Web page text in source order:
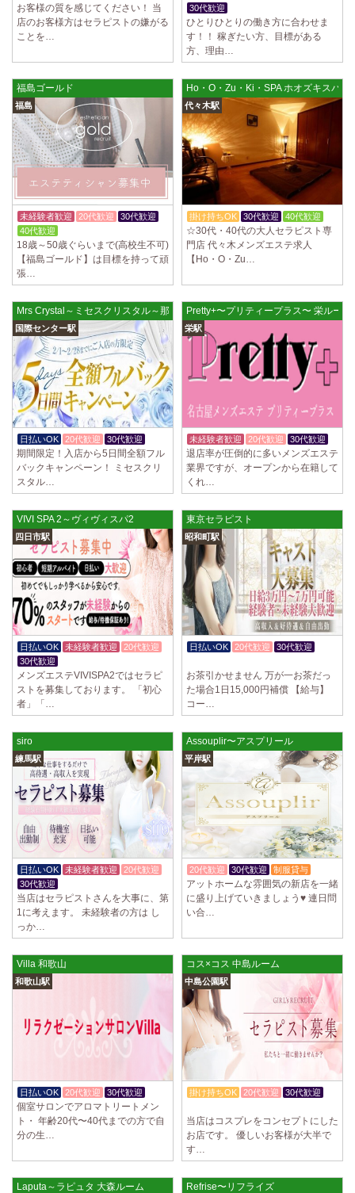
やる気のあるセラピスト大募集！ 「本気で稼ぎたい！」「もっと人気セ
ラピストになりたい！」 そんなあなたを全力でサポートします…
やる気のあるセラピスト大募集！ 「本気で稼ぎたい！」「もっと人気セ
ラピストになりたい！」 そんなあなたを全力でサポートします…
2025/04/02[千歳烏山駅]
LoveCHU (ラブチュ) 千歳烏山ルーム
やる気のあるセラピスト大募集！ 「本気で稼ぎたい！」「もっと人気セ
ラピストになりたい！」 そんなあなたを全力でサポートします…
2025/03/31[八王子駅]
Diamond～ダイヤモンド～
只今NEW OPENにつきセラピストが不足しています！ 今後も新規出店が
続くため、一緒に働いてくれるセラピストを大募集します！ 女性…
2025/03/29[自由が丘駅]
LIVSPA (リブスパ) 自由が丘ルーム
当店の募集は嘘偽り等なく、記載通りにしっかりお給料をお支払いさせ
ていただきます。 とても働きやすいお店作りを心がけております…
2025/03/29[川崎駅]
LIVSPA (リブスパ) 川崎ルーム
当店の募集は嘘偽り等なく、記載通りにしっかりお給料をお支払いさせ
ていただきます。 とても働きやすいお店作りを心がけております…
2025/03/29[蒲田駅]
LIVSPA (リブスパ) 蒲田ルーム
当店の募集は嘘偽り等なく、記載通りにしっかりお給料をお支払いさせ
ていただきます。 とても働きやすいお店作りを心がけております…
2025/03/28 [恵比寿駅]
大人の隠れ家 恵比寿ルーム
初めまして、大人の隠れ家の女店長です。 当店では業界の闇である講習
時のセクハラを撲滅するために女店長または在籍セラピストが講…
2025/03/28
[渋谷駅]
大人の隠れ家 渋谷ルーム
初めまして、大人の隠れ家の女店長です。 当店では業界の闇である講習
時のセクハラを撲滅するために女店長または在籍セラピストが講…
2025/03/28[亀有駅]
aroma Angel
セラピストさんを大募集しております 完全歩合で50%〜60%以上！！ 掛
2025/03/28[東海学園前駅]
デビルキャット
24時間営業！自由シフトで好きな時間に働ける 未経験者歓迎♪個室待機
でゆっくり自分の好きな事ができます♪ 可愛い制服もご用意して…
お客様の質を感じてください！ 当
店のお客様方はセラピストの嫌がる
ことを…
30代歓迎
ひとりひとりの働き方に合わせま
す！！ 稼ぎたい方、目標がある
方、理由…
福島ゴールド
福島
未経験者歓迎 20代歓迎
30代歓迎
40代歓迎
18歳～50歳ぐらいまで(高校生不可)
【福島ゴールド】は目標を持って頑
張…
Ho・O・Zu・Ki・SPA ホオズキスパ
代々木駅
掛け持ちOK 30代歓迎 40代歓迎
☆30代・40代の大人セラピスト専
門店 代々木メンズエステ求人
【Ho・O・Zu…
Mrs Crystal～ミセスクリスタル～那古野ルーム
国際センター駅
日払いOK 20代歓迎 30代歓迎
期間限定！入店から5日間全額フル
バックキャンペーン！ ミセスクリ
スタル…
Pretty+〜プリティープラス〜 栄ルーム
栄駅
未経験者歓迎 20代歓迎 30代歓迎
退店率が圧倒的に多いメンズエステ
業界ですが、オープンから在籍して
くれ…
VIVI SPA 2～ヴィヴィスパ2
四日市駅
日払いOK 未経験者歓迎
20代歓迎
30代歓迎
メンズエステVIVISPA2ではセラピ
ストを募集しております。 「初心
者」「…
東京セラピスト
昭和町駅
日払いOK 20代歓迎
30代歓迎
お茶引かせません 万が一お茶だっ
た場合1日15,000円補償 【給与】
コー…
siro
練馬駅
日払いOK 未経験者歓迎
20代歓迎
30代歓迎
当店はセラピストさんを大事に、第
1に考えます。 未経験者の方は し
っか…
Assouplir〜アスプリール
平岸駅
20代歓迎 30代歓迎 制服貸与
アットホームな雰囲気の新店を一緒
に盛り上げていきましょう♥ 連日問
い合…
Villa 和歌山
和歌山駅
日払いOK 20代歓迎 30代歓迎
個室サロンでアロマトリートメン
ト・ 年齢20代〜40代までの方で自
分の生…
コス×コス 中島ルーム
中島公園駅
掛け持ちOK 20代歓迎
30代歓迎
当店はコスプレをコンセプトにした
お店です。 優しいお客様が大半で
す…
Laputa～ラピュタ 大森ルーム Refrise〜リフライズ